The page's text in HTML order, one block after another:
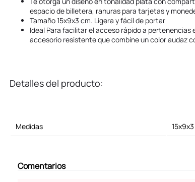
espacio de billetera, ranuras para tarjetas y
Tamaño 15x9x3 cm. Ligera y fácil de portar
Ideal Para facilitar el acceso rápido a pertenencias
accesorio resistente que combine un color audaz
Detalles del producto:
Medidas
Comentarios